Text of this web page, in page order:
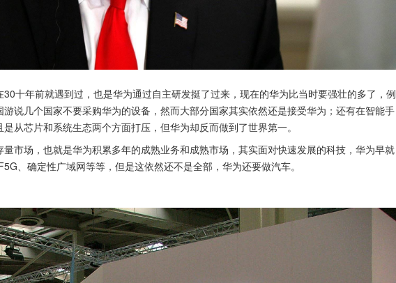
十年前就遇到过，也是华为通过自主研发挺了过来，现在的华为比当时要强壮的多了，例
说几个国家不要采购华为的设备，然而大部分国家其实依然还是接受华为；还有在智能手
从芯片和系统生态两个方面打压，但华为却反而做到了世界第一。
市场，也就是华为积累多年的成熟业务和成熟市场，其实面对快速发展的科技，华为早就
、确定性广域网等等，但是这依然还不是全部，华为还要做汽车。